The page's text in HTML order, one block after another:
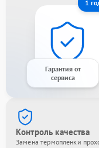
1
Гарантия от
сервиса
Контроль качества
Замена термопленки